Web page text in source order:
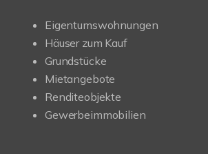
Eigentumswohnungen
Häuser zum Kauf
Grundstücke
Mietangebote
Renditeobjekte
Gewerbeimmobilien